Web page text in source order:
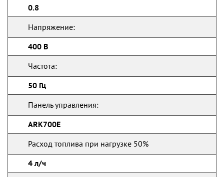
0.8
Напряжение:
400 В
Частота:
50 Гц
Панель управления:
ARK700E
Расход топлива при нагрузке 50%
4 л/ч